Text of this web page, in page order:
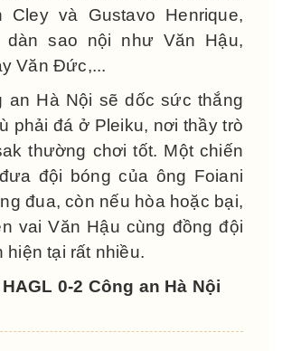
Cley và Gustavo Henrique,
dàn sao nội như Văn Hậu,
Văn Đức,...
an Hà Nội sẽ dốc sức thắng
phải đá ở Pleiku, nơi thầy trò
thường chơi tốt. Một chiến
đội bóng của ông Foiani
đua, còn nếu hòa hoặc bại,
vai Văn Hậu cùng đồng đội
hiện tại rất nhiều.
0-2 Công an Hà Nội